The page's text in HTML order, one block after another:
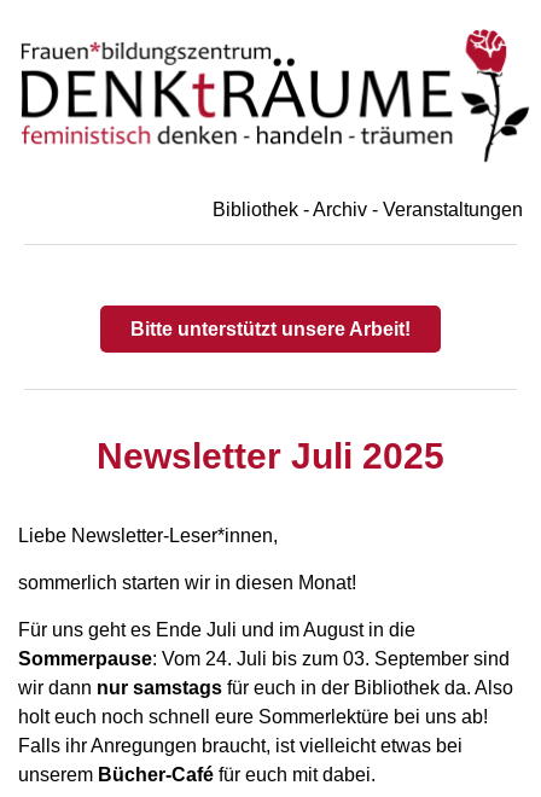
Bibliothek - Archiv - Veranstaltungen
Bitte unterstützt unsere Arbeit!
Newsletter Juli 2025
Liebe Newsletter-Leser*innen,
sommerlich starten wir in diesen Monat!
Für uns geht es Ende Juli und im August in die
Sommerpause: Vom 24. Juli bis zum 03. September sind
wir dann nur samstags für euch in der Bibliothek da. Also
holt euch noch schnell eure Sommerlektüre bei uns ab!
Falls ihr Anregungen braucht, ist vielleicht etwas bei
unserem Bücher-Café für euch mit dabei.